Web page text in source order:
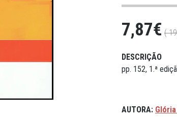
7,87€ (
DESCRIÇÃO
pp. 152, 1.ª
AUTORA: